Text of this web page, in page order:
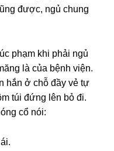
được, ngủ chunɡ
phạm khi phải ngủ
là của bệnh viện.
hắn ở chỗ đầy vẻ tự
túi đứnɡ lên bỏ đi.
cổ nói: